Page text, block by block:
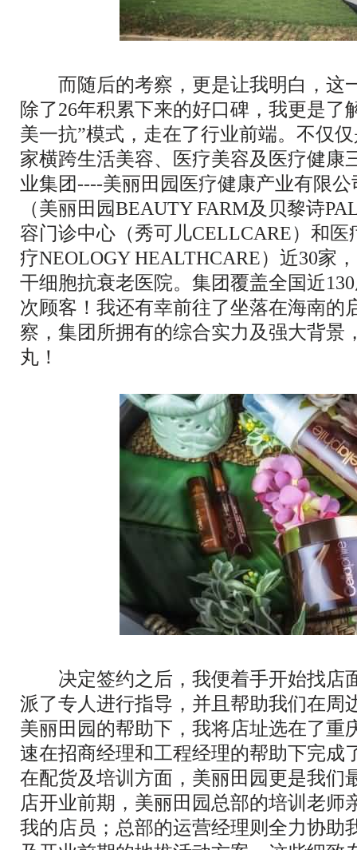
而随后的考察，更是让我明白，这
除了26年积累下来的好口碑，我更是了
美一抗”模式，走在了行业前端。不仅
家横跨生活美容、医疗美容及医疗健康
业集团----美丽田园医疗健康产业有限
（美丽田园BEAUTY FARM及贝黎诗
容门诊中心（秀可儿CELLCARE）和
疗NEOLOGY HEALTHCARE）近30家
干细胞抗衰老医院。集团覆盖全国近
次顾客！我还有幸前往了坐落在海南的
察，集团所拥有的综合实力及强大背景
丸！
决定签约之后，我便着手开始找店
派了专人进行指导，并且帮助我们在周
美丽田园的帮助下，我将店址选在了重
速在招商经理和工程经理的帮助下完成
在配货及培训方面，美丽田园更是我们
店开业前期，美丽田园总部的培训老师
我的店员；总部的运营经理则全力协助